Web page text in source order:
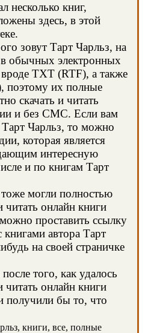
несколько книг,
здесь, в этой
зовут Тарт Чарльз, на
в обычных электронных
TXT (RTF), а также
поэтому их полные
скачать и читать
и без СМС. Если вам
Чарльз, то можно
которая является
интересную
и по книгам Тарт
могли полностью
читать онлайн книги
проставить ссылку
автора Тарт
на своей страничке
того, как удалось
читать онлайн книги
получили бы то, что
книги, все, полные